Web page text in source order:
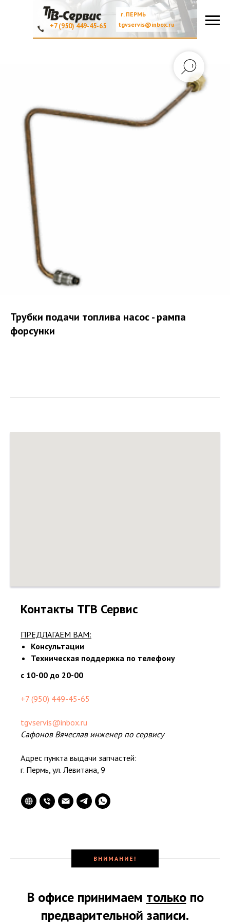
г. ПЕРМЬ
+7 (950) 449-45-65 tgvservis@inbox.ru
Трубки подачи топлива насос - рампа
форсунки
Контакты ТГВ Сервис
ПРЕДЛАГАЕМ ВАМ:
Консультации
Техническая поддержка по телефону
с 10-00 до 20-00
+7 (950) 449-45-65
tgvservis@inbox.ru
Сафонов Вячеслав инженер по сервису
Адрес пункта выдачи запчастей:
г. Пермь, ул. Левитана, 9
ВНИМАНИЕ!
В офисе принимаем толькопо
предварительной записи.